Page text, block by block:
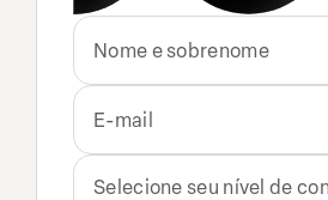
Selecione seu nível de